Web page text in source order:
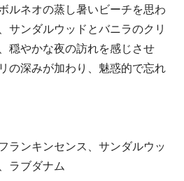
ルネオの蒸し暑いビーチを思わ
サンダルウッドとバニラのクリ
穏やかな夜の訪れを感じさせ
の深みが加わり、魅惑的で忘れ
ランキンセンス、サンダルウッ
ラブダナム